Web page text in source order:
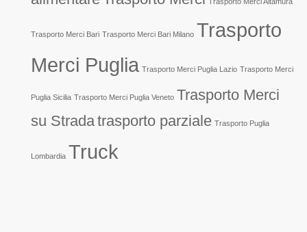
Trasporto Merci Bari Trasporto Merci Bari Milano Trasporto
Merci Puglia Trasporto Merci Puglia Lazio Trasporto Merci
Puglia Sicilia Trasporto Merci Puglia Veneto Trasporto Merci
su Stradatrasporto parziale Trasporto Puglia
Lombardia Truck